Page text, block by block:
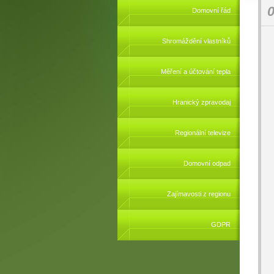
Domovní řád
Shromáždění vlastníků
Měření a účtování tepla
Hranický zpravodaj
Regionální televize
Domovní odpad
Zajímavosti z regionu
GDPR